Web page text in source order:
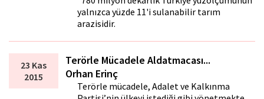
yalnızca yüzde 11'i sulanabilir tarım
arazisidir.
23 Kas
2015
Terörle Mücadele Aldatmacası...
Orhan Erinç
Terörle mücadele, Adalet ve Kalkınma